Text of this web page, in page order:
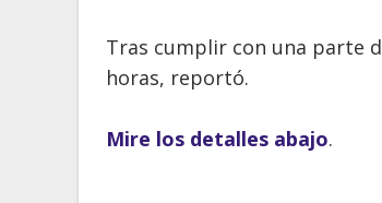
Tras cumplir con una parte
horas, reportó.
Mire los detalles abajo.